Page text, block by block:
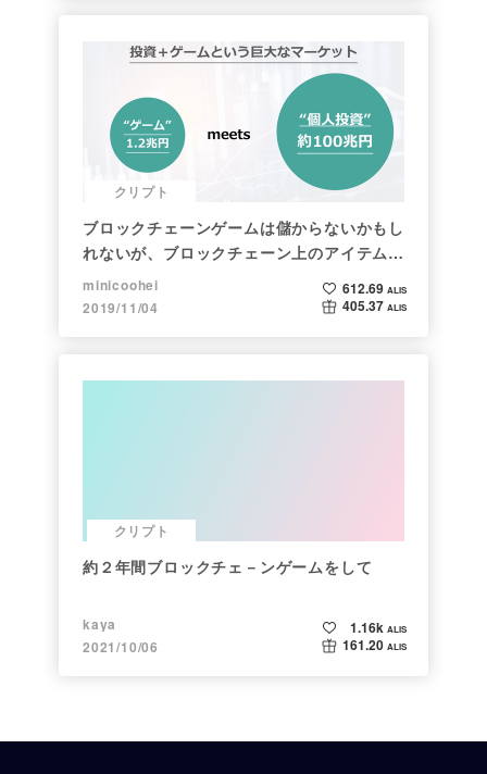
クリプト
ブロックチェーンゲームは儲からないかもし
れないが、ブロックチェーン上のアイテムは
新しい形の投資になる。(読了:５分)
minicoohei
2019/11/04
612.69 ALIS
405.37 ALIS
クリプト
約２年間ブロックチェ－ンゲームをして
kaya
2021/10/06
1.16k ALIS
161.20 ALIS